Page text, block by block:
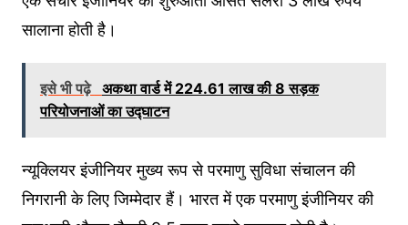
सालाना होती है।
इसे भी पढ़े अकथा वार्ड में 224.61 लाख की 8 सड़क
परियोजनाओं का उद्घाटन
न्यूक्लियर इंजीनियर मुख्य रूप से परमाणु सुविधा संचालन की
निगरानी के लिए जिम्मेदार हैं। भारत में एक परमाणु इंजीनियर की